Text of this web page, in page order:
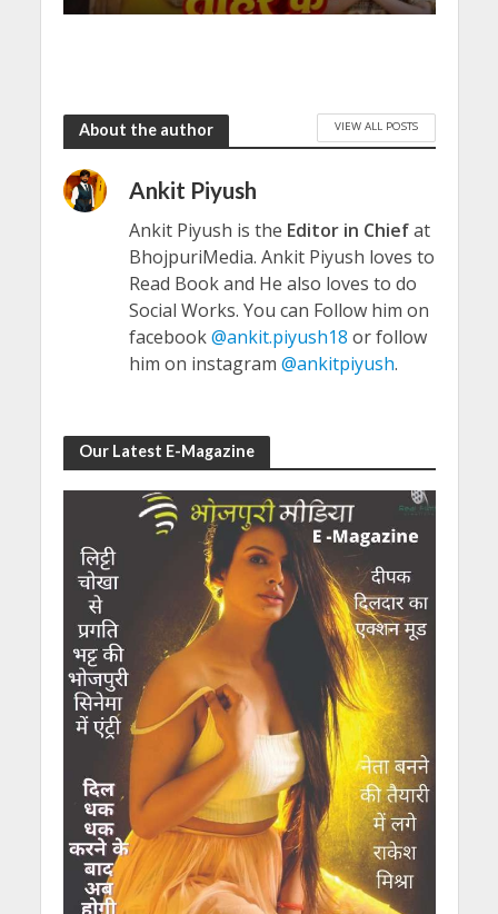
About the author VIEW ALL POSTS
Ankit Piyush
Ankit Piyush is the Editor in Chiefat
BhojpuriMedia. Ankit Piyush loves to
Read Book and He also loves to do
Social Works. You can Follow him on
facebook@ankit.piyush18 or follow
him on instagram @ankitpiyush.
Our Latest E-Magazine